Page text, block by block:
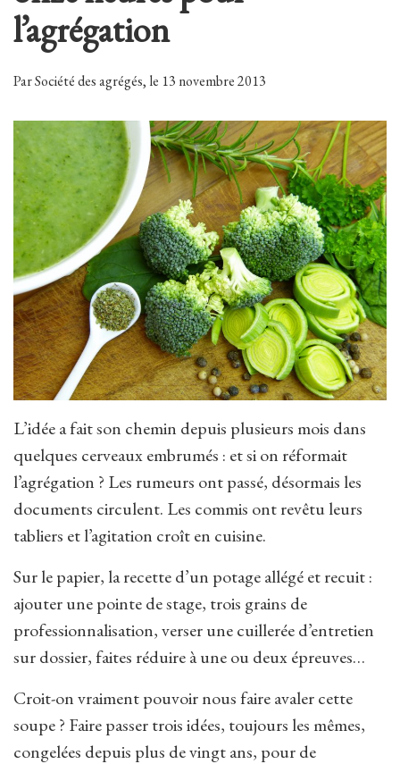
l’agrégation
Par Société des agrégés, le 13 novembre 2013
L’idée a fait son chemin depuis plusieurs mois dans
quelques cerveaux embrumés : et si on réformait
l’agrégation ? Les rumeurs ont passé, désormais les
documents circulent. Les commis ont revêtu leurs
tabliers et l’agitation croît en cuisine.
Sur le papier, la recette d’un potage allégé et recuit :
ajouter une pointe de stage, trois grains de
professionnalisation, verser une cuillerée d’entretien
sur dossier, faites réduire à une ou deux épreuves…
Croit-on vraiment pouvoir nous faire avaler cette
soupe ? Faire passer trois idées, toujours les mêmes,
congelées depuis plus de vingt ans, pour de